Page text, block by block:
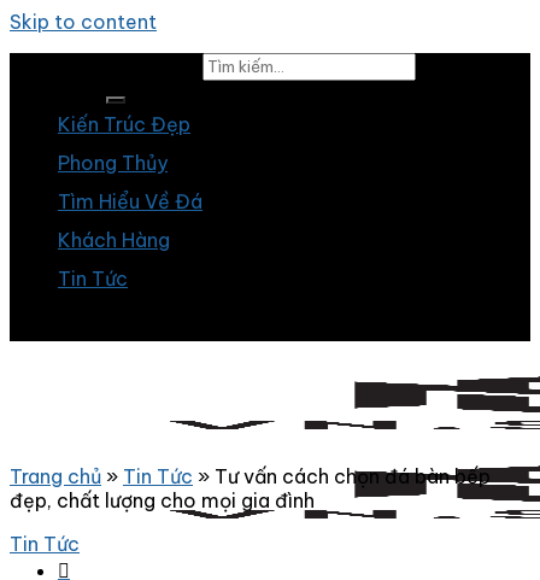
Skip to content
Kiến Trúc Đẹp
Phong Thủy
Tìm Hiểu Về Đá
Khách Hàng
Tin Tức
Trang chủ » Tin Tức » Tư vấn cách chọn đá bàn bếp
đẹp, chất lượng cho mọi gia đình
Tin Tức